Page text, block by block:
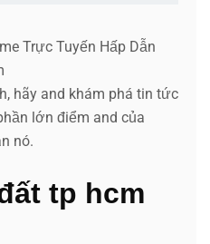
hãy and khám phá tin tức
lớn điểm and của
nó.
tp hcm